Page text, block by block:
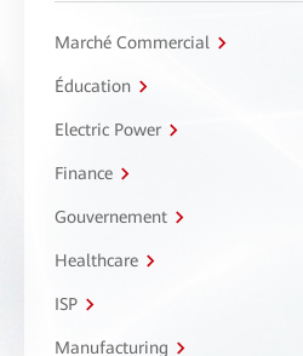
Marché Commercial
Éducation
Electric Power
Finance
Gouvernement
Healthcare
ISP
Manufacturing